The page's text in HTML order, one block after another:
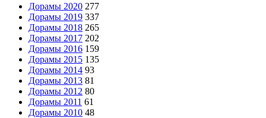
Дорамы 2020 277
Дорамы 2019 337
Дорамы 2018 265
Дорамы 2017 202
Дорамы 2016 159
Дорамы 2015 135
Дорамы 2014 93
Дорамы 2013 81
Дорамы 2012 80
Дорамы 2011 61
Дорамы 2010 48